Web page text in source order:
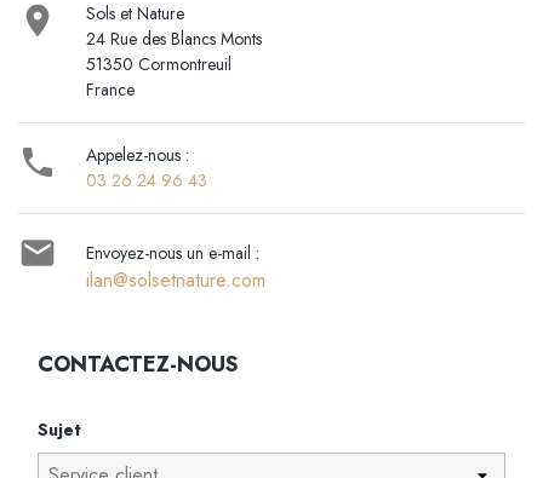

Sols et Nature
24 Rue des Blancs Monts
51350 Cormontreuil
France

Appelez-nous :
03 26 24 96 43
 Envoyez-nous un e-mail :
ilan@solsetnature.com
CONTACTEZ-NOUS
Sujet